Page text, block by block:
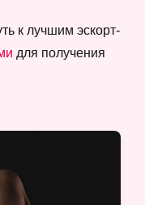
к лучшим эскорт-
для получения